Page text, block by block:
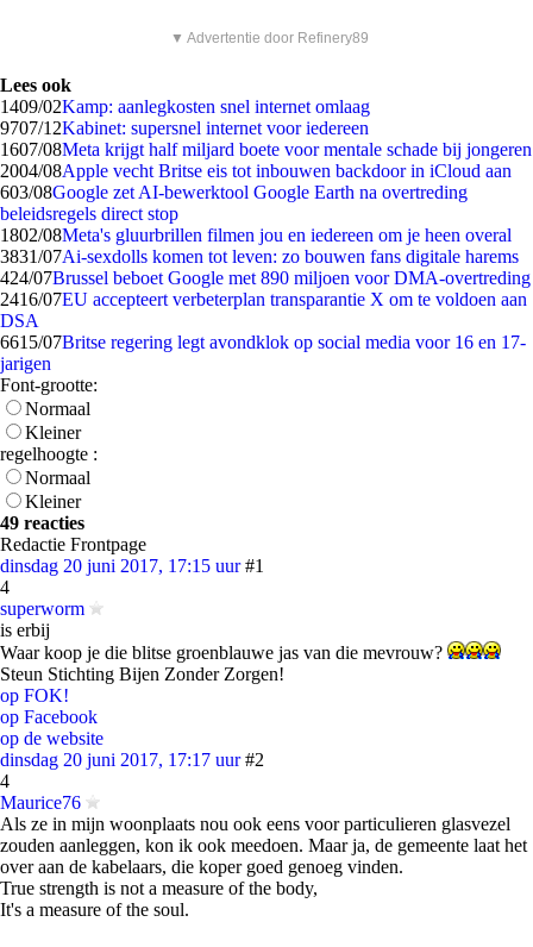
▼ Advertentie door Refinery89
Lees ook
1409/02Kamp: aanlegkosten snel internet omlaag
9707/12Kabinet: supersnel internet voor iedereen
1607/08Meta krijgt half miljard boete voor mentale schade bij jongeren
2004/08Apple vecht Britse eis tot inbouwen backdoor in iCloud aan
603/08Google zet AI-bewerktool Google Earth na overtreding
beleidsregels direct stop
1802/08Meta's gluurbrillen filmen jou en iedereen om je heen overal
3831/07Ai-sexdolls komen tot leven: zo bouwen fans digitale harems
424/07Brussel beboet Google met 890 miljoen voor DMA-overtreding
2416/07EU accepteert verbeterplan transparantie X om te voldoen aan
DSA
6615/07Britse regering legt avondklok op social media voor 16 en 17-
jarigen
Font-grootte:
Normaal
Kleiner
regelhoogte :
Normaal
Kleiner
49 reacties
Redactie Frontpage
dinsdag 20 juni 2017, 17:15 uur #1
4
superworm
is erbij
Waar koop je die blitse groenblauwe jas van die mevrouw?
Steun Stichting Bijen Zonder Zorgen!
op FOK!
op Facebook
op de website
dinsdag 20 juni 2017, 17:17 uur #2
4
Maurice76
Als ze in mijn woonplaats nou ook eens voor particulieren glasvezel
zouden aanleggen, kon ik ook meedoen. Maar ja, de gemeente laat het
over aan de kabelaars, die koper goed genoeg vinden.
True strength is not a measure of the body,
It's a measure of the soul.